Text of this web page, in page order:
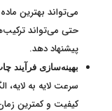
می‌تواند بهترین
حتی می‌تواند
پیشنهاد دهد.
بهینه‌سازی فرآیند
سرعت لایه به لایه،
کیفیت و کمترین